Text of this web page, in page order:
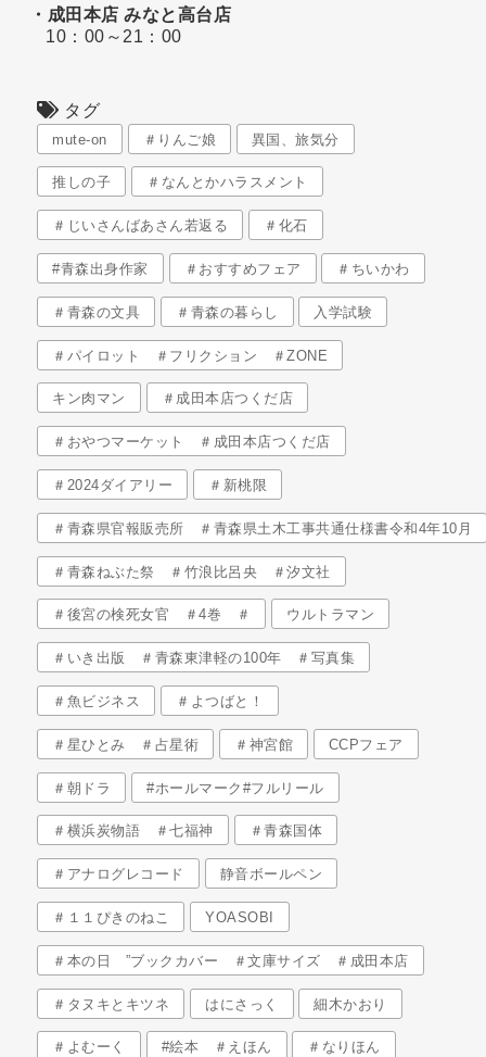
・成田本店 みなと高台店
10：00～21：00
タグ
mute-on ＃りんご娘 異国、旅気分
推しの子 ＃なんとかハラスメント
＃じいさんばあさん若返る ＃化石
#青森出身作家 ＃おすすめフェア ＃ちいかわ
＃青森の文具 ＃青森の暮らし 入学試験
＃パイロット ＃フリクション ＃ZONE
キン肉マン ＃成田本店つくだ店
＃おやつマーケット ＃成田本店つくだ店
＃2024ダイアリー ＃新桃限
＃青森県官報販売所 ＃青森県土木工事共通仕様書令和4年10月
＃青森ねぶた祭 ＃竹浪比呂央 ＃汐文社
＃後宮の検死女官 ＃4巻 ＃ ウルトラマン
＃いき出版 ＃青森東津軽の100年 ＃写真集
＃魚ビジネス ＃よつばと！
＃星ひとみ ＃占星術 ＃神宮館 CCPフェア
＃朝ドラ #ホールマーク#フルリール
＃横浜炭物語 ＃七福神 ＃青森国体
＃アナログレコード 静音ボールペン
＃１１ぴきのねこ YOASOBI
＃本の日 ”ブックカバー ＃文庫サイズ ＃成田本店
＃タヌキとキツネ はにさっく 細木かおり
＃よむーく #絵本 ＃えほん ＃なりほん